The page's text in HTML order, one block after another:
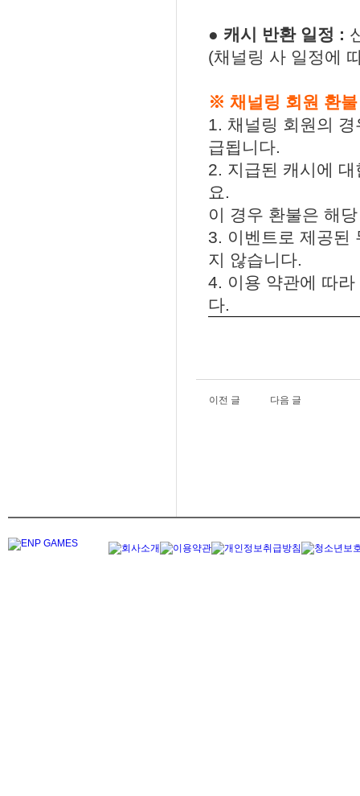
● 캐시 반환 일정 :
(채널링 사 일정에
※ 채널링 회원 환
1. 채널링 회원의
급됩니다.
2. 지급된 캐시에
요.
이 경우 환불은 해
3. 이벤트로 제공된
지 않습니다.
4. 이용 약관에 따라
다.
이전 글 다음 글